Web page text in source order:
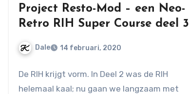
Project Resto-Mod – een Neo-
Retro RIH Super Course deel 3
Dale 14 februari, 2020
reacties
De RIH krijgt vorm. In Deel 2 was de RIH
helemaal kaal; nu gaan we langzaam met